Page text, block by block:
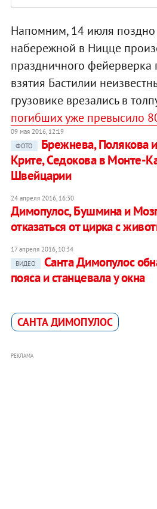
Напомним, 14 июля
набережной в Ницце
праздничного фейерверка
взятия Бастилии
грузовике врезались в
погибших уже превысило
09 мая 2016, 12:19
ФОТО
Брежнева, Полякова
Крите, Седокова в Монте-
Швейцарии
24 апреля 2016, 16:30
Димопулос, Бушмина и
отказаться от цирка с
17 апреля 2016, 10:34
ВИДЕО
Санта Димопулос
пояса и станцевала у окна
САНТА ДИМОПУЛОС
РЕКЛАМА